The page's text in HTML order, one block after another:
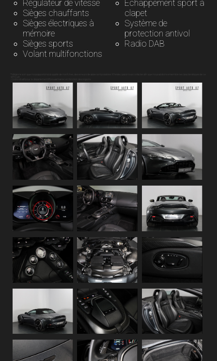
Régulateur de vitesse
Sièges chauffants
Sièges électriques à
mémoire
Sièges sports
Volant multifonctions
Échappement sport à
clapet
Système de
protection antivol
Radio DAB
* Malgré le soin que nous apportons à la qualité de nos fiches, des erreurs de saisie sont possibles. N’hésitez pas à nous contacter afin que nous validions ensemble les caractéristiques de ce